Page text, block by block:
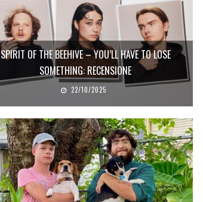
SPIRIT OF THE BEEHIVE – YOU’LL HAVE TO LOSE
SOMETHING: RECENSIONE
22/10/2025